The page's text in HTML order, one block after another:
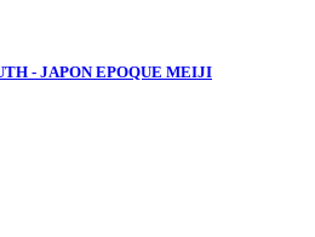
- JAPON EPOQUE MEIJI